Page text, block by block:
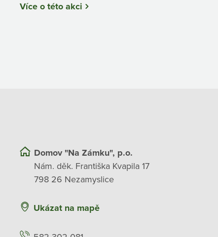
Více o této akci
Domov "Na Zámku", p.o.
Nám. děk. Františka Kvapila 17
798 26 Nezamyslice
Ukázat na mapě